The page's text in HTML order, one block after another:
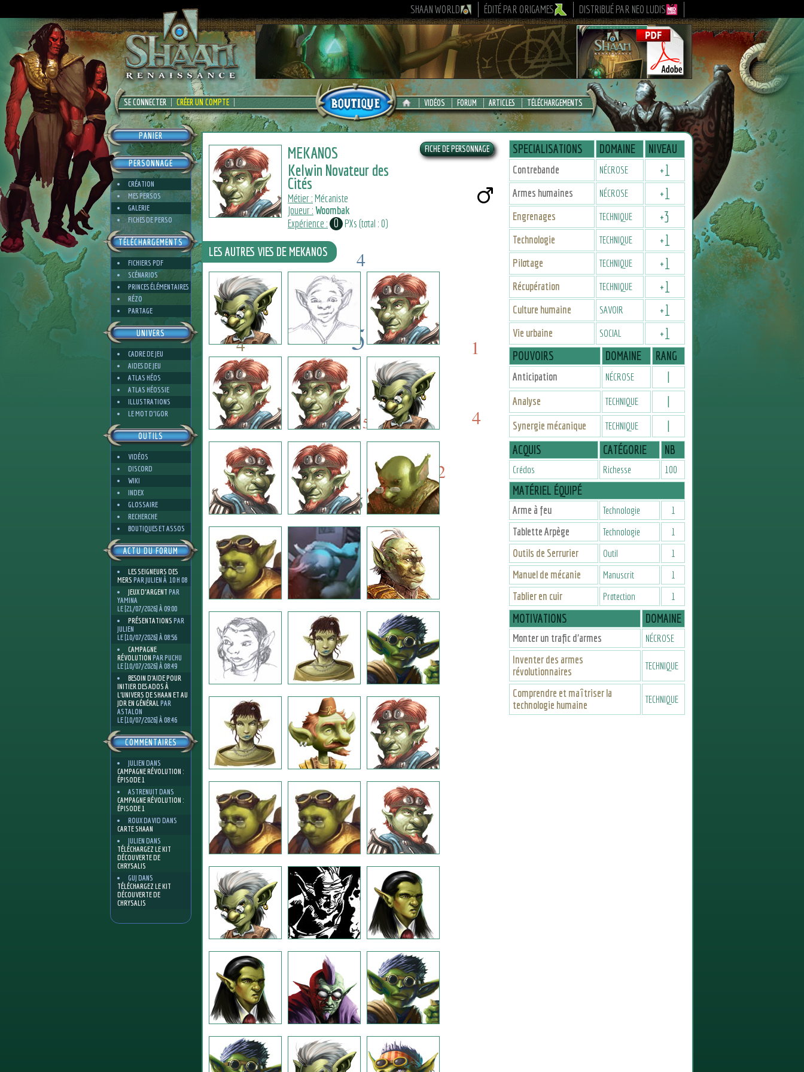
SHAAN WORLD ÉDITÉ PAR ORIGAMES DISTRIBUÉ PAR NEO LUDIS
SE CONNECTER CRÉER UN COMPTE VIDÉOS FORUM ARTICLES TÉLÉCHARGEMENTS
PANIER
PERSONNAGE
CRÉATION
MES PERSOS
GALERIE
FICHES DE PERSO
TÉLÉCHARGEMENTS
FICHIERS PDF
SCÉNARIOS
PRINCES ÉLÉMENTAIRES
RÉZO
PARTAGE
UNIVERS
CADRE DE JEU
AIDES DE JEU
ATLAS HÉOS
ATLAS HÉOSSIE
ILLUSTRATIONS
LE MOT D'IGOR
OUTILS
VIDÉOS
DISCORD
WIKI
INDEX
GLOSSAIRE
RECHERCHE
BOUTIQUES ET ASSOS
ACTU DU FORUM
LES SEIGNEURS DES
MERS PAR JULIEN À 10 H 08
JEUX D'ARGENT PAR
YAMINA
LE [21/07/2026] À 09:00
PRÉSENTATIONS PAR
JULIEN
LE [10/07/2026] À 08:56
CAMPAGNE
RÉVOLUTION PAR PUCHU
LE [10/07/2026] À 08:49
BESOIN D’AIDE POUR
INITIER DES ADOS À
L’UNIVERS DE SHAAN ET AU
JDR EN GÉNÉRALPAR
ASTALON
LE [10/07/2026] À 08:46
COMMENTAIRES
JULIEN DANS
CAMPAGNE RÉVOLUTION :
ÉPISODE 1
ASTRENUIT DANS
CAMPAGNE RÉVOLUTION :
ÉPISODE 1
ROUX DAVID DANS
CARTE SHAAN
JULIEN DANS
TÉLÉCHARGEZ LE KIT
DÉCOUVERTE DE
CHRYSALIS
GUJ DANS
TÉLÉCHARGEZ LE KIT
DÉCOUVERTE DE
CHRYSALIS
SPECIALISATIONS DOMAINE NIVEAU
Contrebande NÉCROSE +1
Armes humaines NÉCROSE +1
Engrenages TECHNIQUE +3
Technologie TECHNIQUE +1
Pilotage TECHNIQUE +1
Récupération TECHNIQUE +1
Culture humaine SAVOIR +1
Vie urbaine SOCIAL +1
POUVOIRS DOMAINE RANG
Anticipation NÉCROSE I
Analyse TECHNIQUE I
Synergie mécanique TECHNIQUE I
ACQUIS CATÉGORIE NB
Crédos Richesse 100
MATÉRIEL ÉQUIPÉ
Arme à feu Technologie 1
Tablette Arpège Technologie 1
Outils de Serrurier Outil 1
Manuel de mécanie Manuscrit 1
Tablier en cuir Protection 1
MOTIVATIONS DOMAINE
Monter un trafic d’armes NÉCROSE
Inventer des armes
révolutionnaires
TECHNIQUE
Comprendre et maîtriser la
technologie humaine
TECHNIQUE
MEKANOS
Kelwin Novateur des
Cités
Métier : Mécaniste
Joueur :Woombak
Expérience : 0 PXs (total : 0)
5
5
10 5
5
10
5
6
4
4
2
4
1
1
4
2
LES AUTRES VIES DE MEKANOS